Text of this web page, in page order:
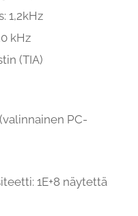
1,2kHz
kHz
(TIA)
PC-
1E+8 näytettä